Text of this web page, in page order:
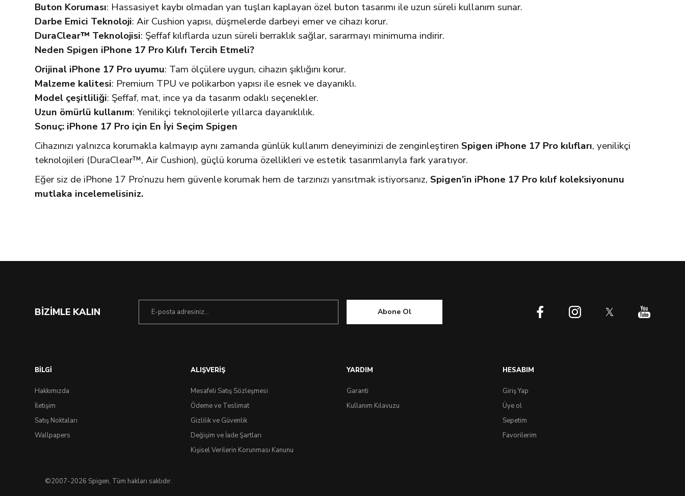
Buton Koruması: Hassasiyet kaybı olmadan yan tuşları kaplayan özel buton tasarımı ile uzun süreli kullanım sunar.
Darbe Emici Teknoloji: Air Cushion yapısı, düşmelerde darbeyi emer ve cihazı korur.
DuraClear™ Teknolojisi: Şeffaf kılıflarda uzun süreli berraklık sağlar, sararmayı minimuma indirir.
Neden Spigen iPhone 17 Pro Kılıfı Tercih Etmeli?
Orijinal iPhone 17 Pro uyumu: Tam ölçülere uygun, cihazın şıklığını korur.
Malzeme kalitesi: Premium TPU ve polikarbon yapısı ile esnek ve dayanıklı.
Model çeşitliliği: Şeffaf, mat, ince ya da tasarım odaklı seçenekler.
Uzun ömürlü kullanım: Yenilikçi teknolojilerle yıllarca dayanıklılık.
Sonuç: iPhone 17 Pro için En İyi Seçim Spigen
Cihazınızı yalnızca korumakla kalmayıp aynı zamanda günlük kullanım deneyiminizi de zenginleştiren Spigen iPhone 17 Pro kılıfları, yenilikçi
teknolojileri (DuraClear™, Air Cushion), güçlü koruma özellikleri ve estetik tasarımlarıyla fark yaratıyor.
Eğer siz de iPhone 17 Pro’nuzu hem güvenle korumak hem de tarzınızı yansıtmak istiyorsanız, Spigen’in iPhone 17 Pro kılıf koleksiyonunu
mutlaka incelemelisiniz.
BİZİMLE KALIN Abone Ol
BİLGİ
Hakkımızda
İletişim
Satış Noktaları
Wallpapers
ALIŞVERİŞ
Mesafeli Satış Sözleşmesi
Ödeme ve Teslimat
Gizlilik ve Güvenlik
Değişim ve İade Şartları
Kişisel Verilerin Korunması Kanunu
YARDIM
Garanti
Kullanım Kılavuzu
HESABIM
Giriş Yap
Üye ol
Sepetim
Favorilerim
©2007-2026 Spigen, Tüm hakları saklıdır.